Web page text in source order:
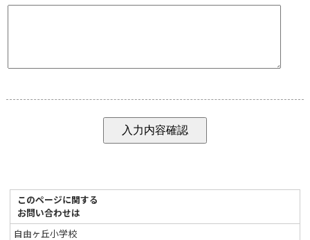
このページに関する
お問い合わせは
自由ヶ丘小学校